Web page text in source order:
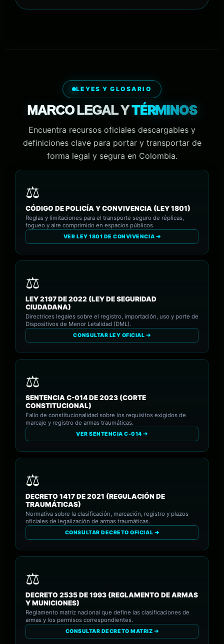
LEYES Y GLOSARIO
MARCO LEGAL YTÉRMINOS
Encuentra recursos oficiales descargables y
definiciones clave para portar y transportar de
forma legal y segura en Colombia.
CÓDIGO DE POLICÍA Y CONVIVENCIA (LEY 1801)
Reglas y limitaciones para el transporte seguro de réplicas,
fogueo y aire comprimido en espacios públicos.
VER LEY 1801 DE CONVIVENCIA ➔
LEY 2197 DE 2022 (LEY DE SEGURIDAD
CIUDADANA)
Directrices legales sobre el registro, importación, uso y porte de
Dispositivos de Menor Letalidad (DML).
CONSULTAR LEY OFICIAL ➔
SENTENCIA C-014 DE 2023 (CORTE
CONSTITUCIONAL)
Fallo de constitucionalidad sobre los requisitos exigidos de
marcaje y registro de armas traumáticas.
VER SENTENCIA C-014 ➔
DECRETO 1417 DE 2021 (REGULACIÓN DE
TRAUMÁTICAS)
Normativa sobre la clasificación, marcación, registro y plazos
oficiales de legalización de armas traumáticas.
CONSULTAR DECRETO OFICIAL ➔
DECRETO 2535 DE 1993 (REGLAMENTO DE ARMAS
Y MUNICIONES)
Reglamento matriz nacional que define las clasificaciones de
armas y los permisos correspondientes.
CONSULTAR DECRETO MATRIZ ➔